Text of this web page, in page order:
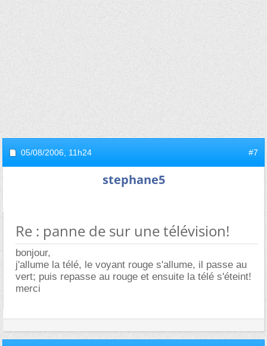
05/08/2006, 11h24 #7
stephane5
Re : panne de sur une télévision!
bonjour,
j'allume la télé, le voyant rouge s'allume, il passe au
vert; puis repasse au rouge et ensuite la télé s'éteint!
merci